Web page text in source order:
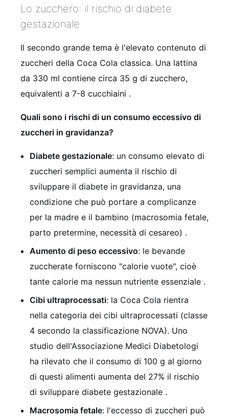
Lo zucchero: il rischio di diabete
gestazionale
Il secondo grande tema è l'elevato contenuto di
zuccheri della Coca Cola classica. Una lattina
da 330 ml contiene circa 35 g di zucchero,
equivalenti a 7-8 cucchiaini .
Quali sono i rischi di un consumo eccessivo di
zuccheri in gravidanza?
Diabete gestazionale: un consumo elevato di
zuccheri semplici aumenta il rischio di
sviluppare il diabete in gravidanza, una
condizione che può portare a complicanze
per la madre e il bambino (macrosomia fetale,
parto pretermine, necessità di cesareo) .
Aumento di peso eccessivo: le bevande
zuccherate forniscono "calorie vuote", cioè
tante calorie ma nessun nutriente essenziale .
Cibi ultraprocessati: la Coca Cola rientra
nella categoria dei cibi ultraprocessati (classe
4 secondo la classificazione NOVA). Uno
studio dell'Associazione Medici Diabetologi
ha rilevato che il consumo di 100 g al giorno
di questi alimenti aumenta del 27% il rischio
di sviluppare diabete gestazionale .
Macrosomia fetale: l'eccesso di zuccheri può